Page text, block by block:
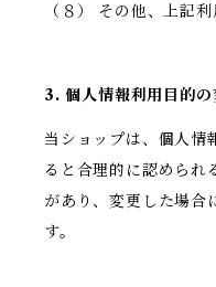
（８） その他、上記
3. 個人情報利用目的の
当ショップは、個人情
ると合理的に認められ
があり、変更した場合
す。